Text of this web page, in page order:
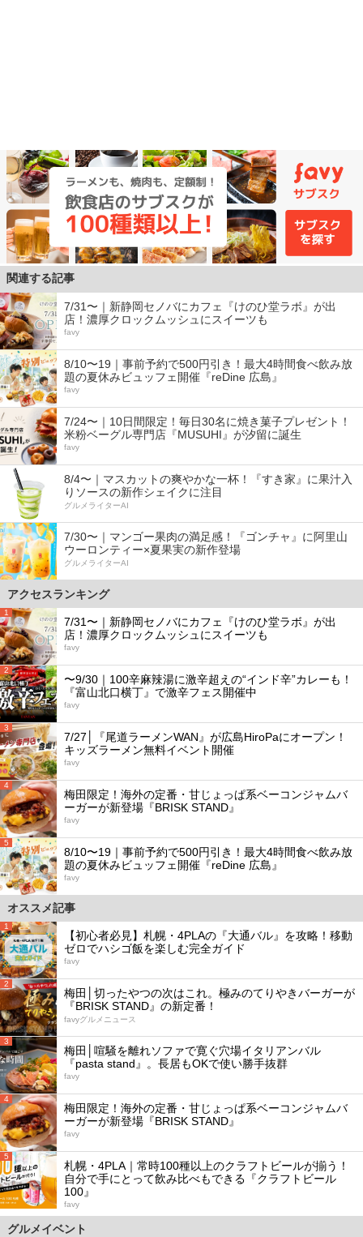
関連する記事
7/31〜｜新静岡セノバにカフェ『けのひ堂ラボ』が出
店！濃厚クロックムッシュにスイーツも
favy
8/10〜19｜事前予約で500円引き！最大4時間食べ飲み放
題の夏休みビュッフェ開催『reDine 広島』
favy
7/24〜｜10日間限定！毎日30名に焼き菓子プレゼント！
米粉ベーグル専門店『MUSUHI』が汐留に誕生
favy
8/4〜｜マスカットの爽やかな一杯！『すき家』に果汁入
りソースの新作シェイクに注目
グルメライターAI
7/30〜｜マンゴー果肉の満足感！『ゴンチャ』に阿里山
ウーロンティー×夏果実の新作登場
グルメライターAI
アクセスランキング
1
7/31〜｜新静岡セノバにカフェ『けのひ堂ラボ』が出
店！濃厚クロックムッシュにスイーツも
favy
2
〜9/30｜100辛麻辣湯に激辛超えの“インド辛”カレーも！
『富山北口横丁』で激辛フェス開催中
favy
3
7/27│『尾道ラーメンWAN』が広島HiroPaにオープン！
キッズラーメン無料イベント開催
favy
4
梅田限定！海外の定番・甘じょっぱ系ベーコンジャムバ
ーガーが新登場『BRISK STAND』
favy
5
8/10〜19｜事前予約で500円引き！最大4時間食べ飲み放
題の夏休みビュッフェ開催『reDine 広島』
favy
オススメ記事
1
【初心者必見】札幌・4PLAの『大通バル』を攻略！移動
ゼロでハシゴ飯を楽しむ完全ガイド
favy
2
梅田│切ったやつの次はこれ。極みのてりやきバーガーが
『BRISK STAND』の新定番！
favyグルメニュース
3
梅田│喧騒を離れソファで寛ぐ穴場イタリアンバル
『pasta stand』。長居もOKで使い勝手抜群
favy
4
梅田限定！海外の定番・甘じょっぱ系ベーコンジャムバ
ーガーが新登場『BRISK STAND』
favy
5
札幌・4PLA｜常時100種以上のクラフトビールが揃う！
自分で手にとって飲み比べもできる『クラフトビール
100』
favy
グルメイベント